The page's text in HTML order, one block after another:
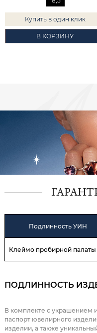
Купить в один клик
В КОРЗИНУ
Подлинность УИН
Клеймо пробирной
ПОДЛИННОСТЬ
В комплекте с украшением
паспорт ювелирного
изделии, а также